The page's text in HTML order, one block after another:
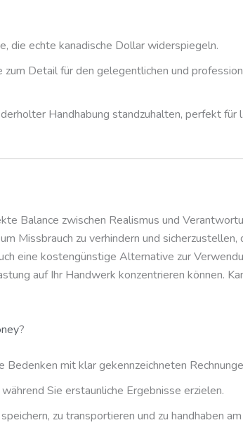
die echte kanadische Dollar widerspiegeln.
zum Detail für den gelegentlichen und
Handhabung standzuhalten, perfekt für
Balance zwischen Realismus und
Missbrauch zu verhindern und sicherzustellen,
eine kostengünstige Alternative zur
auf Ihr Handwerk konzentrieren können.
?
Bedenken mit klar gekennzeichneten
Sie erstaunliche Ergebnisse erzielen.
speichern, zu transportieren und zu handhaben